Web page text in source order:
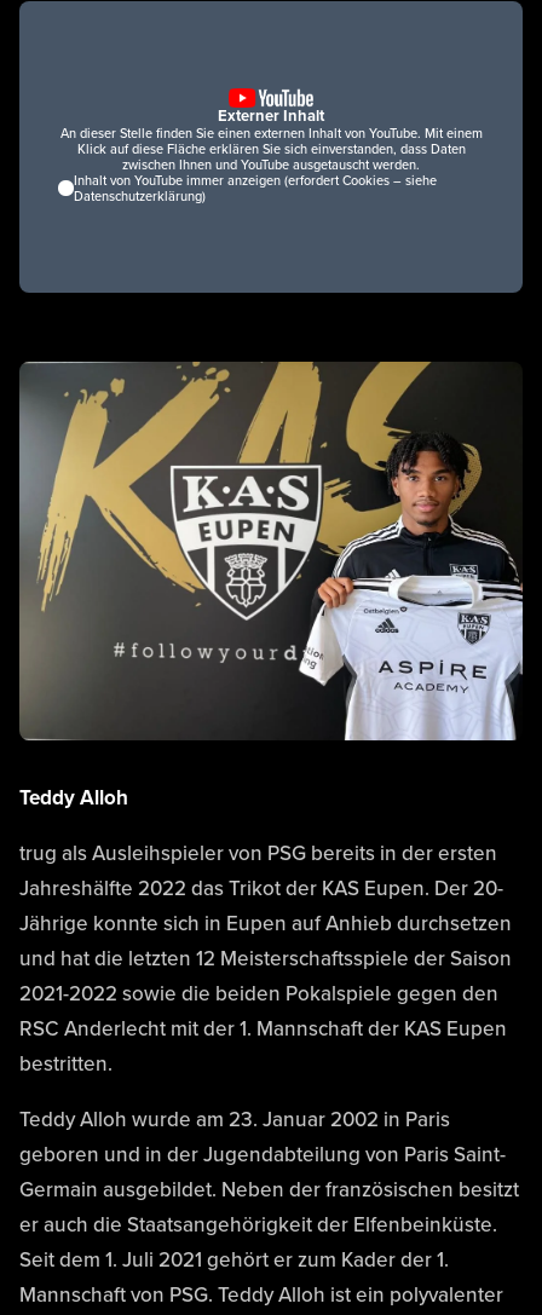
Externer Inhalt
An dieser Stelle finden Sie einen externen Inhalt von YouTube. Mit einem
Klick auf diese Fläche erklären Sie sich einverstanden, dass Daten
zwischen Ihnen und YouTube ausgetauscht werden.
Inhalt von YouTube immer anzeigen (erfordert Cookies – siehe
Datenschutzerklärung)
Teddy Alloh
trug als Ausleihspieler von PSG bereits in der ersten
Jahreshälfte 2022 das Trikot der KAS Eupen. Der 20-
Jährige konnte sich in Eupen auf Anhieb durchsetzen
und hat die letzten 12 Meisterschaftsspiele der Saison
2021-2022 sowie die beiden Pokalspiele gegen den
RSC Anderlecht mit der 1. Mannschaft der KAS Eupen
bestritten.
Teddy Alloh wurde am 23. Januar 2002 in Paris
geboren und in der Jugendabteilung von Paris Saint-
Germain ausgebildet. Neben der französischen besitzt
er auch die Staatsangehörigkeit der Elfenbeinküste.
Seit dem 1. Juli 2021 gehört er zum Kader der 1.
Mannschaft von PSG. Teddy Alloh ist ein polyvalenter